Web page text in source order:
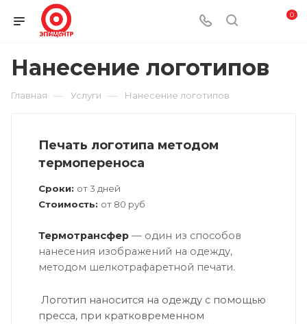
0
Нанесение логотипов
Главная — Услуги — Нанесение логотипов
Печать логотипа методом
термопереноса
Сроки: от 3 дней
Стоимость: от 80 руб
Термотрансфер — один из способов
нанесения изображений на одежду,
методом шелкотрафаретной печати.
Логотип наносится на одежду с помощью
пресса, при кратковременном